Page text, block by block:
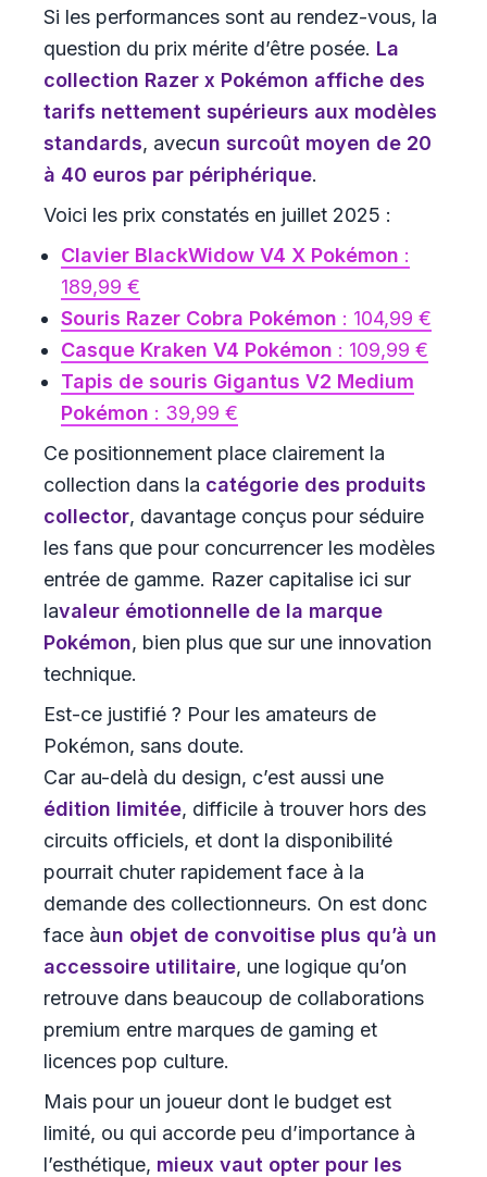
Si les performances sont au rendez-vous, la
question du prix mérite d’être posée. La
collection Razer x Pokémon affiche des
tarifs nettement supérieurs aux modèles
standards, avecun surcoût moyen de 20
à 40 euros par périphérique.
Voici les prix constatés en juillet 2025 :
Clavier BlackWidow V4 X Pokémon :
189,99 €
Souris Razer Cobra Pokémon : 104,99 €
Casque Kraken V4 Pokémon : 109,99 €
Tapis de souris Gigantus V2 Medium
Pokémon : 39,99 €
Ce positionnement place clairement la
collection dans la catégorie des produits
collector, davantage conçus pour séduire
les fans que pour concurrencer les modèles
entrée de gamme. Razer capitalise ici sur
lavaleur émotionnelle de la marque
Pokémon, bien plus que sur une innovation
technique.
Est-ce justifié ? Pour les amateurs de
Pokémon, sans doute.
Car au-delà du design, c’est aussi une
édition limitée, difficile à trouver hors des
circuits officiels, et dont la disponibilité
pourrait chuter rapidement face à la
demande des collectionneurs. On est donc
face àun objet de convoitise plus qu’à un
accessoire utilitaire, une logique qu’on
retrouve dans beaucoup de collaborations
premium entre marques de gaming et
licences pop culture.
Mais pour un joueur dont le budget est
limité, ou qui accorde peu d’importance à
l’esthétique, mieux vaut opter pour les